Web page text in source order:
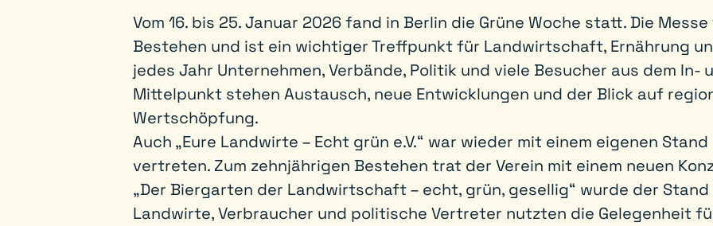
Vom 16. bis 25. Januar 2026 fand in Berlin die Grüne Woche statt. Die
Bestehen und ist ein wichtiger Treffpunkt für Landwirtschaft, Ernährung
jedes Jahr Unternehmen, Verbände, Politik und viele Besucher aus dem In-
Mittelpunkt stehen Austausch, neue Entwicklungen und der Blick auf
Wertschöpfung.
Auch „Eure Landwirte – Echt grün e.V.“ war wieder mit einem eigenen
vertreten. Zum zehnjährigen Bestehen trat der Verein mit einem neuen
„Der Biergarten der Landwirtschaft – echt, grün, gesellig“ wurde der
Landwirte, Verbraucher und politische Vertreter nutzten die Gelegenheit